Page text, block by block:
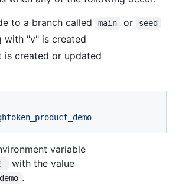
to a branch called
main or seed
with "v" is created
is created or updated
variable
with the value
.